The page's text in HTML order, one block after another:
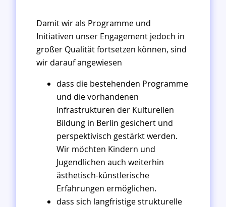
Damit wir als Programme und
Initiativen unser Engagement jedoch in
großer Qualität fortsetzen können, sind
wir darauf angewiesen
dass die bestehenden Programme
und die vorhandenen
Infrastrukturen der Kulturellen
Bildung in Berlin gesichert und
perspektivisch gestärkt werden.
Wir möchten Kindern und
Jugendlichen auch weiterhin
ästhetisch-künstlerische
Erfahrungen ermöglichen.
dass sich langfristige strukturelle